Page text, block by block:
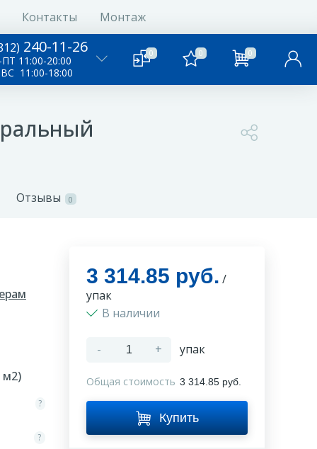
Контакты
Монтаж
240-11-26
11:00-20:00
11:00-18:00
0 0 0
Отзывы 0
м2)
?
?
3 314.85 руб. /
упак
В наличии
- + упак
Общая стоимость 3 314.85 руб.
Купить